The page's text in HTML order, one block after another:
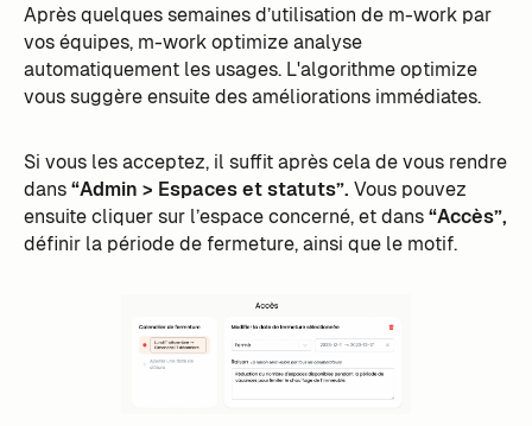
Après quelques semaines d’utilisation de m-work par
vos équipes, m-work optimize analyse
automatiquement les usages. L'algorithme optimize
vous suggère ensuite des améliorations immédiates.
Si vous les acceptez, il suffit après cela de vous rendre
dans“Admin > Espaces et statuts”. Vous pouvez
ensuite cliquer sur l’espace concerné, et dans“Accès”,
définir la période de fermeture, ainsi que le motif.